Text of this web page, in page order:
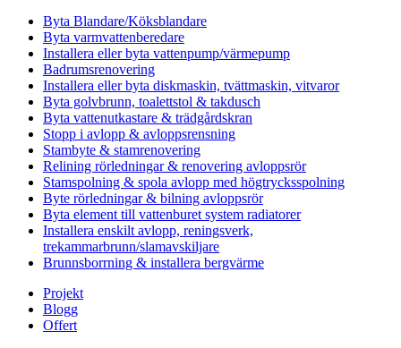
Byta Blandare/Köksblandare
Byta varmvattenberedare
Installera eller byta vattenpump/värmepump
Badrumsrenovering
Installera eller byta diskmaskin, tvättmaskin, vitvaror
Byta golvbrunn, toalettstol & takdusch
Byta vattenutkastare & trädgårdskran
Stopp i avlopp & avloppsrensning
Stambyte & stamrenovering
Relining rörledningar & renovering avloppsrör
Stamspolning & spola avlopp med högtrycksspolning
Byte rörledningar & bilning avloppsrör
Byta element till vattenburet system radiatorer
Installera enskilt avlopp, reningsverk,
trekammarbrunn/slamavskiljare
Brunnsborrning & installera bergvärme
Projekt
Blogg
Offert